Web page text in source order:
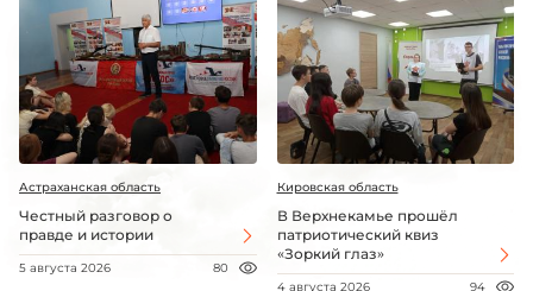
Астраханская область
Честный разговор о
правде и истории
5 августа 2026 80
Кировская область
В Верхнекамье прошёл
патриотический квиз
«Зоркий глаз»
4 августа 2026 94